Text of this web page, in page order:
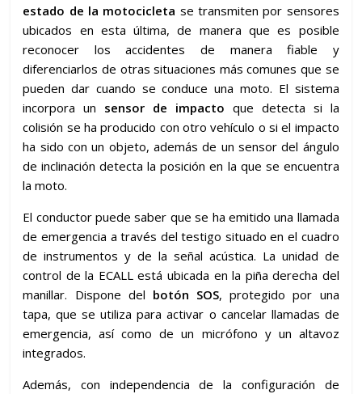
estado de la motocicleta se transmiten por sensores
ubicados en esta última, de manera que es posible
reconocer los accidentes de manera fiable y
diferenciarlos de otras situaciones más comunes que se
pueden dar cuando se conduce una moto. El sistema
incorpora un sensor de impacto que detecta si la
colisión se ha producido con otro vehículo o si el impacto
ha sido con un objeto, además de un sensor del ángulo
de inclinación detecta la posición en la que se encuentra
la moto.
El conductor puede saber que se ha emitido una llamada
de emergencia a través del testigo situado en el cuadro
de instrumentos y de la señal acústica. La unidad de
control de la ECALL está ubicada en la piña derecha del
manillar. Dispone del botón SOS, protegido por una
tapa, que se utiliza para activar o cancelar llamadas de
emergencia, así como de un micrófono y un altavoz
integrados.
Además, con independencia de la configuración de